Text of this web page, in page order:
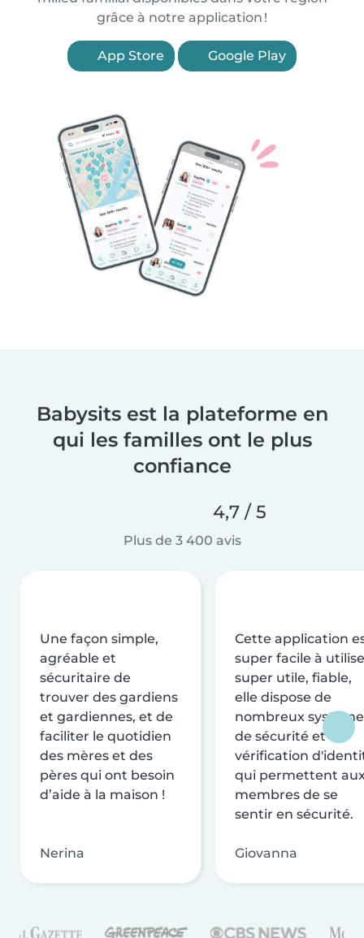
grâce à notre application !
App Store Google Play
Babysits est la plateforme en
qui les familles ont le plus
confiance
4,7 / 5
Plus de 3 400 avis
Une façon simple,
agréable et
sécuritaire de
trouver des gardiens
et gardiennes, et de
faciliter le quotidien
des mères et des
pères qui ont besoin
d’aide à la maison !
Nerina
Cette application
super facile à
super utile, fiable,
elle dispose de
nombreux
de sécurité et de
vérification
qui permettent
membres de se
sentir en sécurité.
Giovanna